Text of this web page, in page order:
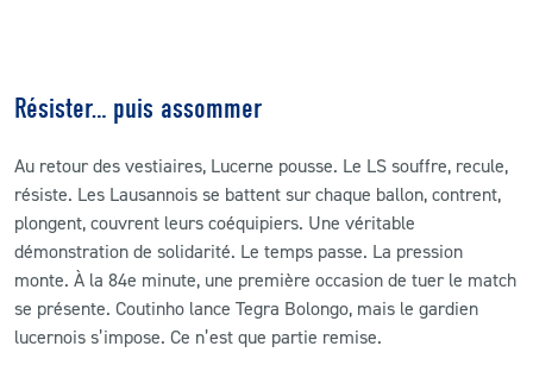
Résister… puis assommer
Au retour des vestiaires, Lucerne pousse. Le LS souffre, recule,
résiste. Les Lausannois se battent sur chaque ballon, contrent,
plongent, couvrent leurs coéquipiers. Une véritable
démonstration de solidarité. Le temps passe. La pression
monte. À la 84e minute, une première occasion de tuer le match
se présente. Coutinho lance Tegra Bolongo, mais le gardien
lucernois s’impose. Ce n’est que partie remise.